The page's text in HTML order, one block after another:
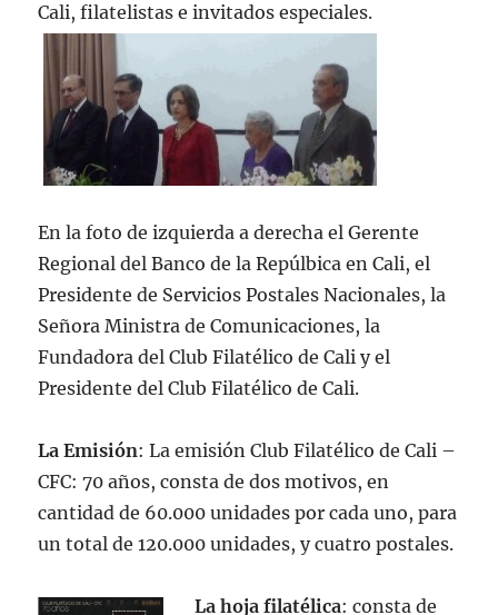
Cali, filatelistas e invitados especiales.
En la foto de izquierda a derecha el Gerente
Regional del Banco de la Repúlbica en Cali, el
Presidente de Servicios Postales Nacionales, la
Señora Ministra de Comunicaciones, la
Fundadora del Club Filatélico de Cali y el
Presidente del Club Filatélico de Cali.
La Emisión: La emisión Club Filatélico de Cali –
CFC: 70 años, consta de dos motivos, en
cantidad de 60.000 unidades por cada uno, para
un total de 120.000 unidades, y cuatro postales.
La hoja filatélica: consta de